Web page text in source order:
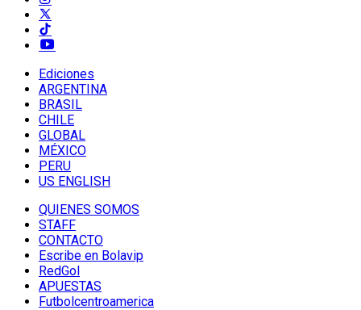
Ediciones
ARGENTINA
BRASIL
CHILE
GLOBAL
MÉXICO
PERU
US ENGLISH
QUIENES SOMOS
STAFF
CONTACTO
Escribe en Bolavip
RedGol
APUESTAS
Futbolcentroamerica